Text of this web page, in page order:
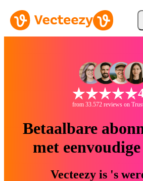
from 33.572 reviews on
Betaalbare
met
Vecteezy is 's